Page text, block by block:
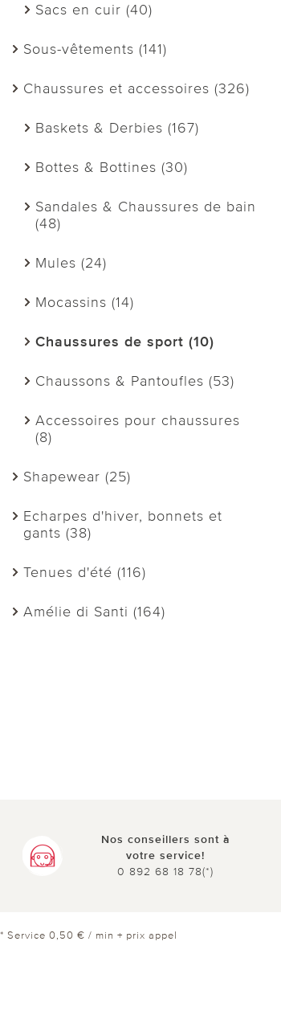
Sacs en cuir (40)
Sous-vêtements (141)
Chaussures et accessoires (326)
Baskets & Derbies (167)
Bottes & Bottines (30)
Sandales & Chaussures de bain
(48)
Mules (24)
Mocassins (14)
Chaussures de sport (10)
Chaussons & Pantoufles (53)
Accessoires pour chaussures
(8)
Shapewear (25)
Echarpes d'hiver, bonnets et
gants (38)
Tenues d'été (116)
Amélie di Santi (164)
Nos conseillers sont à
votre service!
0 892 68 18 78(*)
* Service 0,50 € / min + prix appel